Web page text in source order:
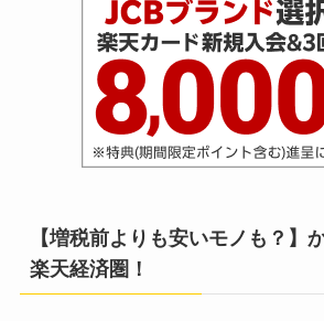
【増税前よりも安いモノも？】
楽天経済圏！